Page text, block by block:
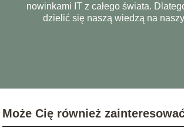
nowinkami IT z całego świata.
dzielić się naszą wiedzą na
Może Cię również